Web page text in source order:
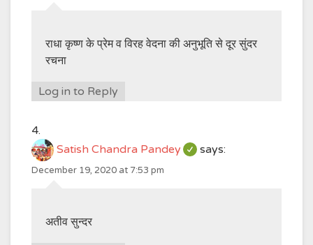
राधा कृष्ण के प्रेम व विरह वेदना की अनुभूति से दूर सुंदर
रचना
Log in to Reply
Satish Chandra Pandey says:
December 19, 2020 at 7:53 pm
अतीव सुन्दर